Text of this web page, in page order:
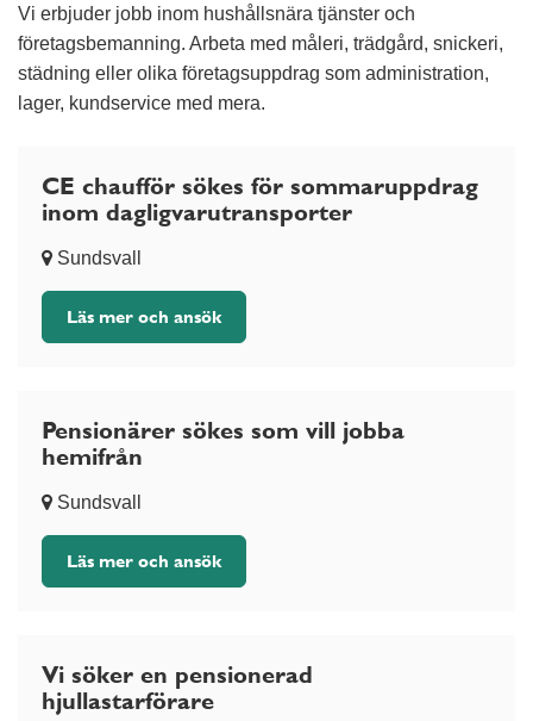
Vi erbjuder jobb inom hushållsnära tjänster och
företagsbemanning. Arbeta med måleri, trädgård, snickeri,
städning eller olika företagsuppdrag som administration,
lager, kundservice med mera.
CE chaufför sökes för sommaruppdrag
inom dagligvarutransporter
Sundsvall
Läs mer och ansök
Pensionärer sökes som vill jobba
hemifrån
Sundsvall
Läs mer och ansök
Vi söker en pensionerad
hjullastarförare